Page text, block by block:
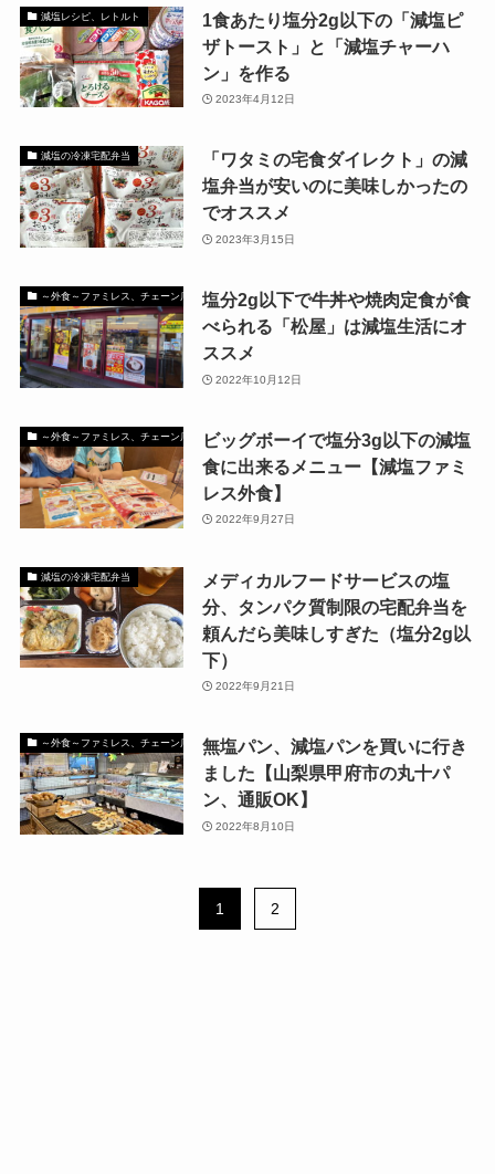
減塩レシピ、レトルト
1食あたり塩分2g以下の「減塩ピ
ザトースト」と「減塩チャーハ
ン」を作る
2023年4月12日
減塩の冷凍宅配弁当
「ワタミの宅食ダイレクト」の減
塩弁当が安いのに美味しかったの
でオススメ
2023年3月15日
～外食～ファミレス、チェーン店でも減塩出来るお店塩分2g以下で牛丼や焼肉定食が食
べられる「松屋」は減塩生活にオ
ススメ
2022年10月12日
～外食～ファミレス、チェーン店でも減塩出来るお店ビッグボーイで塩分3g以下の減塩
食に出来るメニュー【減塩ファミ
レス外食】
2022年9月27日
減塩の冷凍宅配弁当
メディカルフードサービスの塩
分、タンパク質制限の宅配弁当を
頼んだら美味しすぎた（塩分2g以
下）
2022年9月21日
～外食～ファミレス、チェーン店でも減塩出来るお店無塩パン、減塩パンを買いに行き
ました【山梨県甲府市の丸十パ
ン、通販OK】
2022年8月10日
1 2